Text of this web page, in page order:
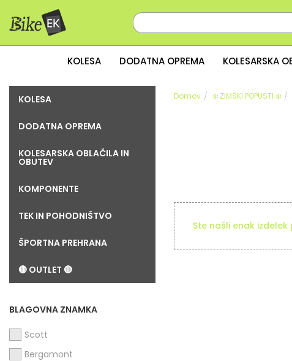
KOLESA DODATNA OPREMA KOLESARSKA
KOLESA
DODATNA OPREMA
KOLESARSKA OBLAČILA IN
OBUTEV
KOMPONENTE
TEK IN POHODNIŠTVO
ŠPORTNA PREHRANA
🔴 OUTLET 🔴
BLAGOVNA ZNAMKA
Scott
Bergamont
Domov ❄️ ZIMSKI POPUSTI ❄️
Ste našli enak